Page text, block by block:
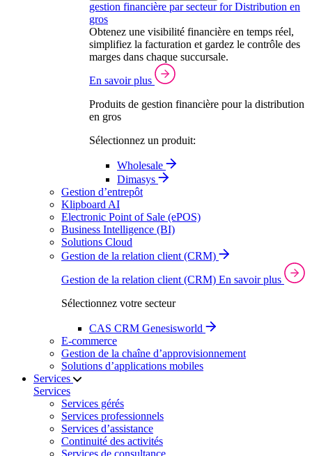
gestion financière par secteur for Distribution en
gros
Obtenez une visibilité financière en temps réel,
simplifiez la facturation et gardez le contrôle des
marges dans chaque succursale.
En savoir plus
Produits de gestion financière pour la distribution
en gros
Sélectionnez un produit:
Wholesale
Dimasys
Gestion d’entrepôt
Klipboard AI
Electronic Point of Sale (ePOS)
Business Intelligence (BI)
Solutions Cloud
Gestion de la relation client (CRM)
Gestion de la relation client (CRM) En savoir plus
Sélectionnez votre secteur
CAS CRM Genesisworld
E‑commerce
Gestion de la chaîne d’approvisionnement
Solutions d’applications mobiles
Services
Services
Services gérés
Services professionnels
Services d’assistance
Continuité des activités
Services de consultance